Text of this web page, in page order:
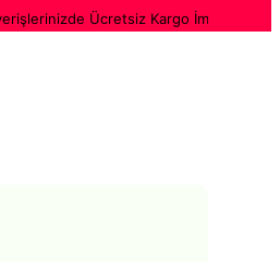
Ücretsiz Kargo İmkanı veTüm